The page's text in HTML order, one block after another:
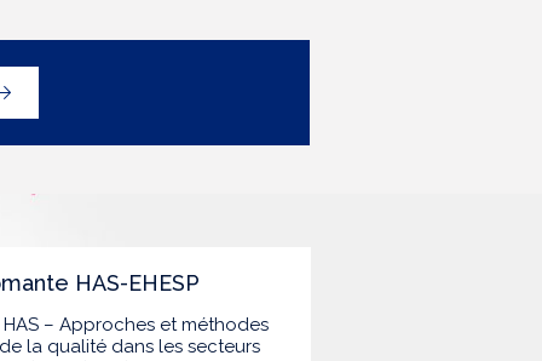
HAS-EHESP
– Approches et méthodes
la qualité dans les secteurs